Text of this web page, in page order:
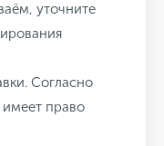
уточните
Согласно
право